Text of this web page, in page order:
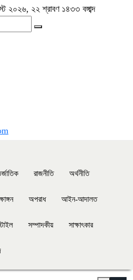
২০২৬, ২২ শ্রাবণ ১৪৩৩ বঙ্গাব্দ
রাজনীতি অর্থনীতি
অপরাধ আইন-আদালত
সম্পাদকীয় সাক্ষাৎকার